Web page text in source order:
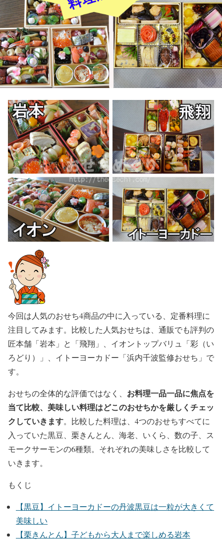
今回は人気のおせち4商品の中に入っている、定番料理に
注目してみます。比較した人気おせちは、通販でも評判の
匠本舗「岩本」と「飛翔」、イオントップバリュ「彩（い
ろどり）」、イトーヨーカドー「浜内千波監修おせち」で
す。
おせちの全体的な評価ではなく、 お料理一品一品に焦点を
当て比較、美味しい料理はどこのおせちかを厳しくチェッ
クしていきます。比較した料理は、4つのおせちすべてに
入っていた黒豆、栗きんとん、海老、いくら、数の子、ス
モークサーモンの6種類。それぞれの美味しさを比較して
いきます。
もくじ
【黒豆】イトーヨーカドーの丹波黒豆は一粒が大きくて
美味しい
【栗きんとん】子どもから大人まで楽しめる岩本